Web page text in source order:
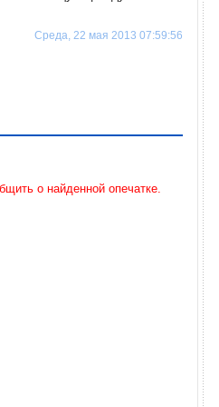
Среда, 22 мая 2013 07:59:56